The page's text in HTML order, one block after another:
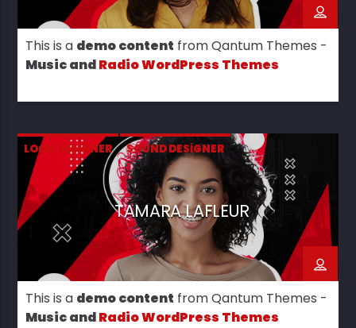
This is a demo content from Qantum Themes -
Music andRadio WordPress Themes
LOOK DESIGNER SOUND DESIGNER
TAMARA LAFLEUR
This is a demo content from Qantum Themes -
Music andRadio WordPress Themes